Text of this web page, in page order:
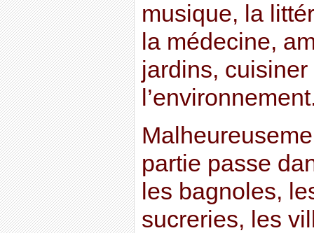
musique, la
la médecine,
jardins,
partie passe
les bagnoles,
sucreries, les